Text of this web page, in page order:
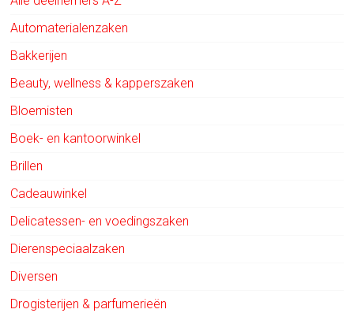
Automaterialenzaken
Bakkerijen
Beauty, wellness & kapperszaken
Bloemisten
Boek- en kantoorwinkel
Brillen
Cadeauwinkel
Delicatessen- en voedingszaken
Dierenspeciaalzaken
Diversen
Drogisterijen & parfumerieën